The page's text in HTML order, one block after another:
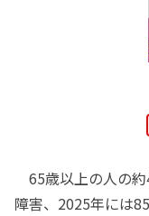
65歳以上の人の
障害、2025年には